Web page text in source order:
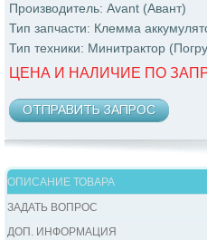
Производитель: Avant (Авант)
Тип запчасти: Клемма
Тип техники: Минитрактор
ЦЕНА И НАЛИЧИЕ ПО
ОТПРАВИТЬ ЗАПРОС
ОПИСАНИЕ ТОВАРА
ЗАДАТЬ ВОПРОС
ДОП. ИНФОРМАЦИЯ